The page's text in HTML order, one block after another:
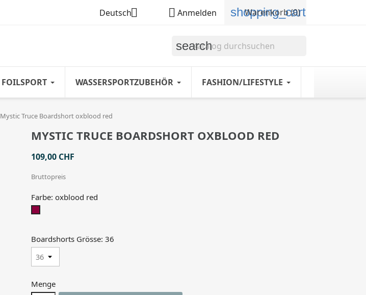
Deutsch  Anmelden shopping_cart
Warenkorb(0)
search
FOILSPORT WASSERSPORTZUBEHÖR FASHION/LIFESTYLE
Mystic Truce Boardshort oxblood red
MYSTIC TRUCE BOARDSHORT OXBLOOD RED
109,00 CHF
Bruttopreis
Farbe: oxblood red
Boardshorts Grösse: 36
Menge